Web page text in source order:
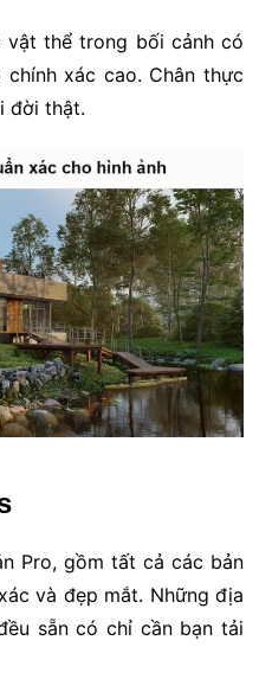
vật thể trong bối cảnh có
xác cao. Chân thực
đời thật.
Pro, gồm tất cả các bản
và đẹp mắt. Những địa
sẵn có chỉ cần bạn tải